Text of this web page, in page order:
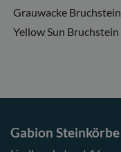
Grauwacke Bruchstein
Yellow Sun Bruchstein
Gabion Steinkörbe